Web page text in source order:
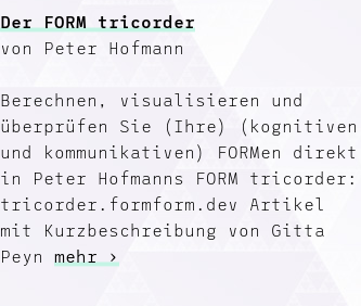
Der FORM tricorder
von Peter Hofmann
Berechnen, visualisieren und
überprüfen Sie (Ihre) (kognitiven
und kommunikativen) FORMen direkt
in Peter Hofmanns FORM tricorder:
tricorder.formform.dev Artikel
mit Kurzbeschreibung von Gitta
Peyn mehr ›